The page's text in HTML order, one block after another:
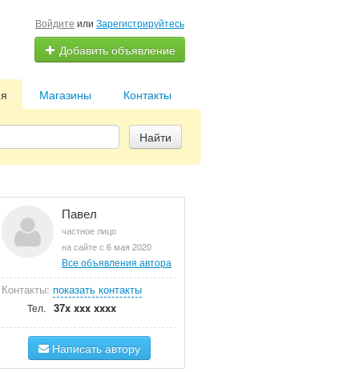
Войдите или Зарегистрируйтесь
Добавить объявление
Контакты
Магазины
Найти
Павел
частное лицо
на сайте с 6 мая 2020
Все объявления автора
Контакты: показать контакты
Тел. 37x xxx xxxx
Написать автору